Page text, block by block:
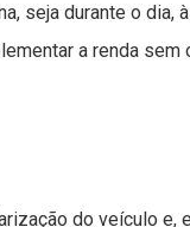
seja durante o dia,
a renda sem
do veículo e,